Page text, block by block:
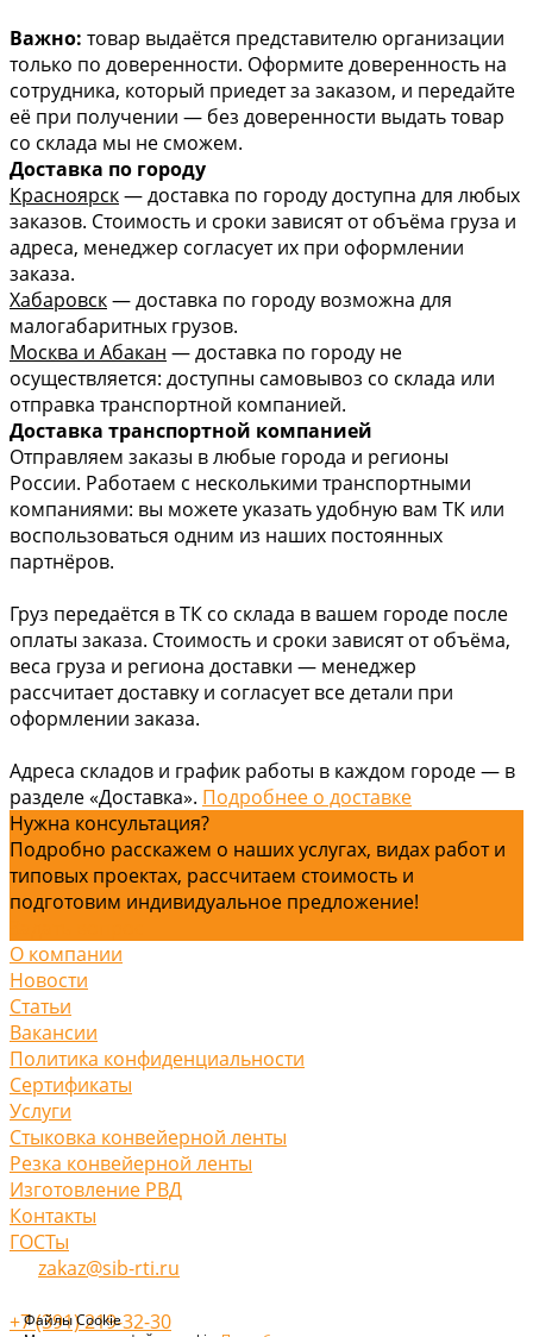
Файлы Cookie
Важно: товар выдаётся представителю организации
только по доверенности. Оформите доверенность на
сотрудника, который приедет за заказом, и передайте
её при получении — без доверенности выдать товар
со склада мы не сможем.
Доставка по городу
Красноярск— доставка по городу доступна для любых
заказов. Стоимость и сроки зависят от объёма груза и
адреса, менеджер согласует их при оформлении
заказа.
Хабаровск— доставка по городу возможна для
малогабаритных грузов.
Москва и Абакан — доставка по городу не
осуществляется: доступны самовывоз со склада или
отправка транспортной компанией.
Доставка транспортной компанией
Отправляем заказы в любые города и регионы
России. Работаем с несколькими транспортными
компаниями: вы можете указать удобную вам ТК или
воспользоваться одним из наших постоянных
партнёров.
Груз передаётся в ТК со склада в вашем городе после
оплаты заказа. Стоимость и сроки зависят от объёма,
веса груза и региона доставки — менеджер
рассчитает доставку и согласует все детали при
оформлении заказа.
Адреса складов и график работы в каждом городе — в
разделе «Доставка». Подробнее о доставке
Нужна консультация?
Подробно расскажем о наших услугах, видах работ и
типовых проектах, рассчитаем стоимость и
подготовим индивидуальное предложение!
О компании
Новости
Статьи
Вакансии
Политика конфиденциальности
Сертификаты
Услуги
Стыковка конвейерной ленты
Резка конвейерной ленты
Изготовление РВД
Контакты
ГОСТы
zakaz@sib-rti.ru
+7 (391) 219-32-30